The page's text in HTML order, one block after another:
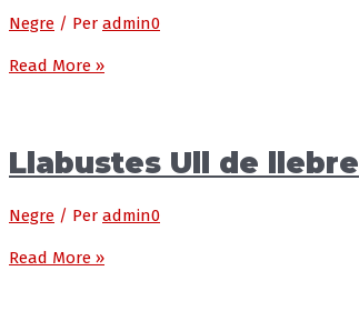
Negre / Per admin0
Read More »
Llabustes Ull de llebre
Negre / Per admin0
Read More »